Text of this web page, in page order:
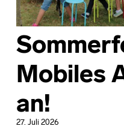
Mobiles
an!
27. Juli 2026